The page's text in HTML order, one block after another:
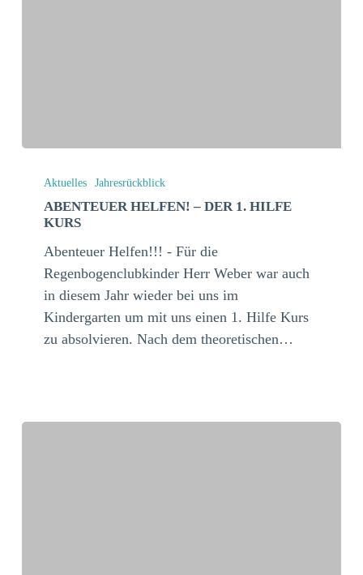
Helfen!
Hilfe
Kurs
Aktuelles Jahresrückblick
ABENTEUER HELFEN! – DER 1. HILFE
KURS
Abenteuer Helfen!!! - Für die
Regenbogenclubkinder Herr Weber war auch
in diesem Jahr wieder bei uns im
Kindergarten um mit uns einen 1. Hilfe Kurs
zu absolvieren. Nach dem theoretischen…